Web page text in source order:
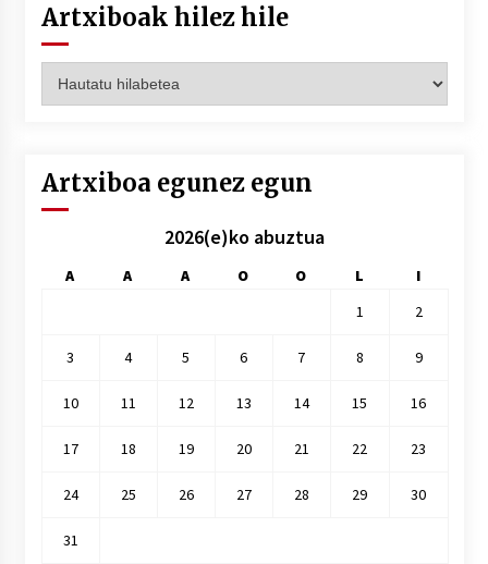
Artxiboak hilez hile
hilez
Artxiboa egunez egun
2026(e)ko abuztua
A A A O O L
I
1
2
3 4 5 6 7 8 9
10 11 12 13 14 15 16
17 18 19 20 21 22 23
24 25 26 27 28 29 30
31